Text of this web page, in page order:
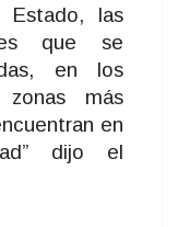
Estado, las
que se
en los
zonas más
en
dijo el